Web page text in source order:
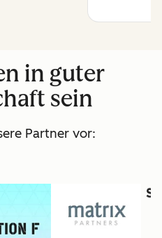
in guter
sein
Partner vor: